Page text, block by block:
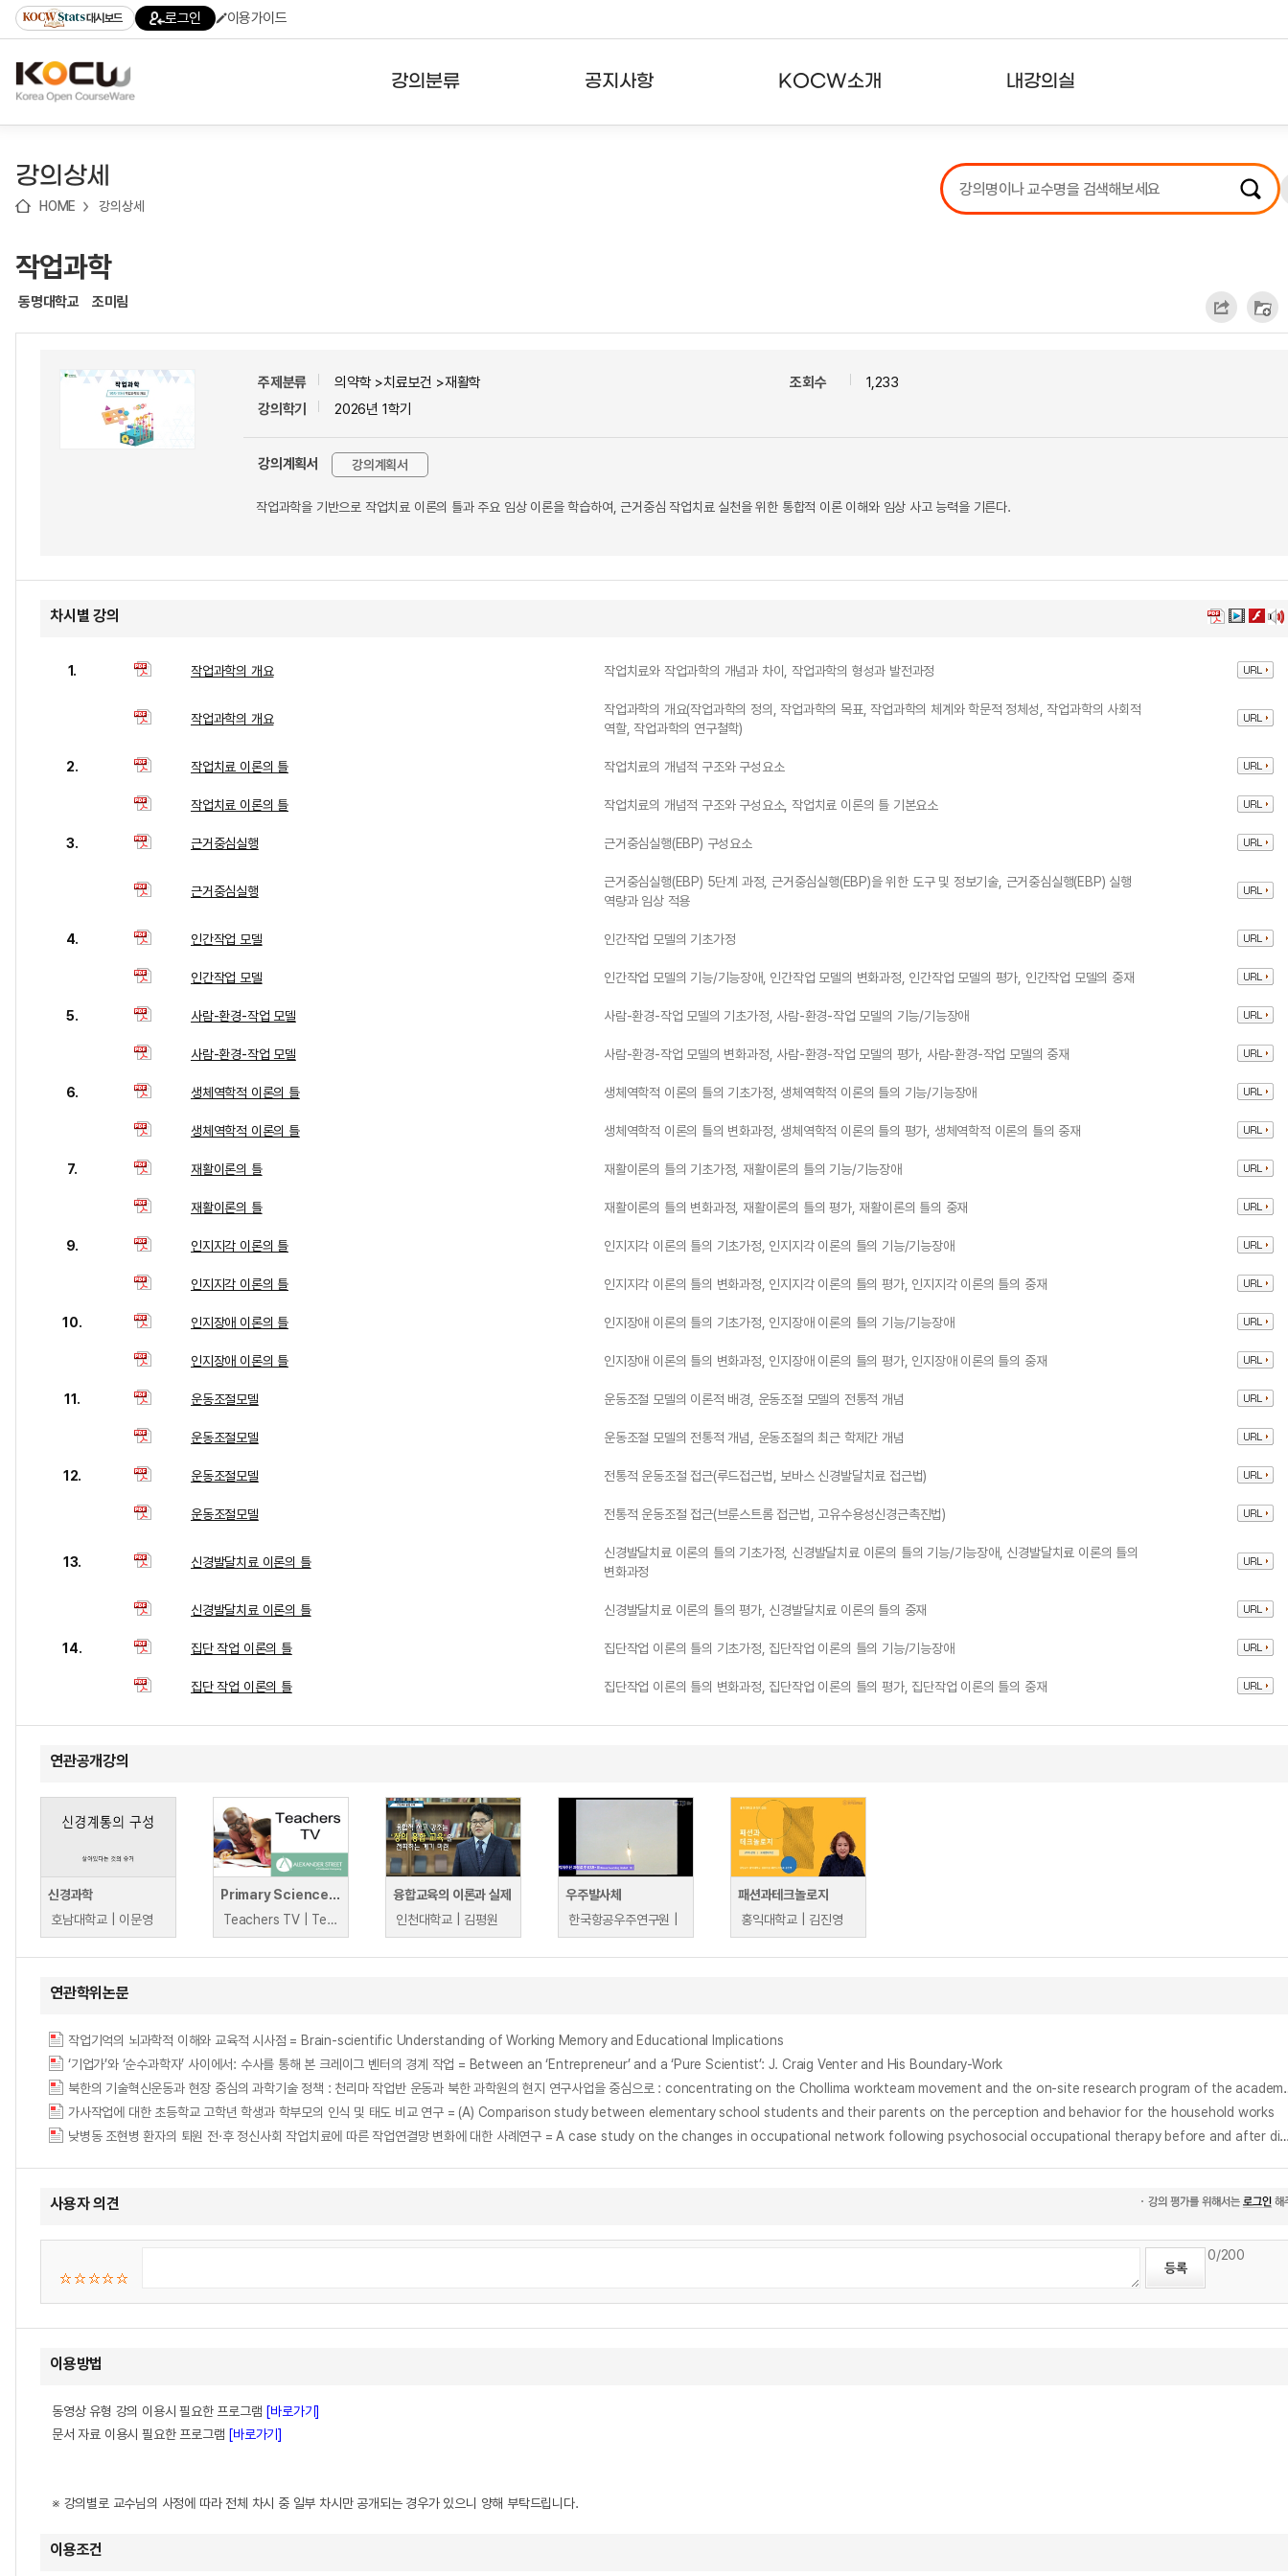
기
기
기
content)
가
대시보드 로그인 이용가이드
강의분류 공지사항 KOCW소개 내강의실
강의리스트
수강확인증강의
강의상세
HOME 강의상세
작업과학
동명대학교 조미림
주제분류
의약학 >치료보건 >재활학
강의학기
2026년 1학기
조회수 1,233
강의계획서 강의계획서
작업과학을 기반으로 작업치료 이론의 틀과 주요 임상 이론을 학습하여, 근거중심 작업치료 실천을 위한 통합적 이론 이해와 임상 사고 능력을 기른다.
차시별 강의
1. 작업과학의 개요 작업치료와 작업과학의 개념과 차이, 작업과학의 형성과 발전과정
작업과학의 개요
작업과학의 개요(작업과학의 정의, 작업과학의 목표, 작업과학의 체계와 학문적 정체성, 작업과학의 사회적
역할, 작업과학의 연구철학)
2. 작업치료 이론의 틀 작업치료의 개념적 구조와 구성요소
작업치료 이론의 틀 작업치료의 개념적 구조와 구성요소, 작업치료 이론의 틀 기본요소
3. 근거중심실행 근거중심실행(EBP) 구성요소
근거중심실행
근거중심실행(EBP) 5단계 과정, 근거중심실행(EBP)을 위한 도구 및 정보기술, 근거중심실행(EBP) 실행
역량과 임상 적용
4. 인간작업 모델 인간작업 모델의 기초가정
인간작업 모델 인간작업 모델의 기능/기능장애, 인간작업 모델의 변화과정, 인간작업 모델의 평가, 인간작업 모델의 중재
5. 사람-환경-작업 모델 사람-환경-작업 모델의 기초가정, 사람-환경-작업 모델의 기능/기능장애
사람-환경-작업 모델 사람-환경-작업 모델의 변화과정, 사람-환경-작업 모델의 평가, 사람-환경-작업 모델의 중재
6. 생체역학적 이론의 틀 생체역학적 이론의 틀의 기초가정, 생체역학적 이론의 틀의 기능/기능장애
생체역학적 이론의 틀 생체역학적 이론의 틀의 변화과정, 생체역학적 이론의 틀의 평가, 생체역학적 이론의 틀의 중재
7. 재활이론의 틀 재활이론의 틀의 기초가정, 재활이론의 틀의 기능/기능장애
재활이론의 틀 재활이론의 틀의 변화과정, 재활이론의 틀의 평가, 재활이론의 틀의 중재
9. 인지지각 이론의 틀 인지지각 이론의 틀의 기초가정, 인지지각 이론의 틀의 기능/기능장애
인지지각 이론의 틀 인지지각 이론의 틀의 변화과정, 인지지각 이론의 틀의 평가, 인지지각 이론의 틀의 중재
10. 인지장애 이론의 틀 인지장애 이론의 틀의 기초가정, 인지장애 이론의 틀의 기능/기능장애
인지장애 이론의 틀 인지장애 이론의 틀의 변화과정, 인지장애 이론의 틀의 평가, 인지장애 이론의 틀의 중재
11. 운동조절모델 운동조절 모델의 이론적 배경, 운동조절 모델의 전통적 개념
운동조절모델 운동조절 모델의 전통적 개념, 운동조절의 최근 학제간 개념
12. 운동조절모델 전통적 운동조절 접근(루드접근법, 보바스 신경발달치료 접근법)
운동조절모델 전통적 운동조절 접근(브룬스트롬 접근법, 고유수용성신경근촉진법)
13. 신경발달치료 이론의 틀
신경발달치료 이론의 틀의 기초가정, 신경발달치료 이론의 틀의 기능/기능장애, 신경발달치료 이론의 틀의
변화과정
신경발달치료 이론의 틀 신경발달치료 이론의 틀의 평가, 신경발달치료 이론의 틀의 중재
14. 집단 작업 이론의 틀 집단작업 이론의 틀의 기초가정, 집단작업 이론의 틀의 기능/기능장애
집단 작업 이론의 틀 집단작업 이론의 틀의 변화과정, 집단작업 이론의 틀의 평가, 집단작업 이론의 틀의 중재
연관공개강의
신경과학
호남대학교 | 이문영
Primary Science: Working with Resources
Teachers TV | Teachers TV
융합교육의 이론과 실제
인천대학교 | 김평원
우주발사체
한국항공우주연구원 |
패션과테크놀로지
홍익대학교 | 김진영
연관학위논문
작업기억의 뇌과학적 이해와 교육적 시사점 = Brain-scientific Understanding of Working Memory and Educational Implications
‘기업가’와 ‘순수과학자’ 사이에서: 수사를 통해 본 크레이그 벤터의 경계 작업 = Between an ‘Entrepreneur’ and a ‘Pure Scientist’: J. Craig Venter and His Boundary-Work
북한의 기술혁신운동과 현장 중심의 과학기술 정책 : 천리마 작업반 운동과 북한 과학원
가사작업에 대한 초등학교 고학년 학생과 학부모의 인식 및 태도 비교 연구 = (A) Comparison study between elementary school students and their parents on the perception and behavior for the household works
낮병동 조현병 환자의 퇴원 전·후 정신사회 작업치료에 따른 작업연결망 변화에 대한 사례연구 = A case study on the changes in occupational
사용자 의견
0/200
이용방법
동영상 유형 강의 이용시 필요한 프로그램 [바로가기]
문서 자료 이용시 필요한 프로그램 [바로가기]
※ 강의별로 교수님의 사정에 따라 전체 차시 중 일부 차시만 공개되는 경우가 있으니 양해 부탁드립니다.
이용조건